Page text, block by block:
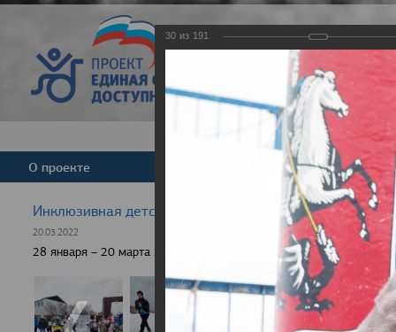
Версия для
О проекте Новости
Инклюзивная детская гонка "Лыжня здоровья" 2022
20.03.2022
28 января – 20 марта 2022 г., 10 населенных пунктов России,
30 из 191